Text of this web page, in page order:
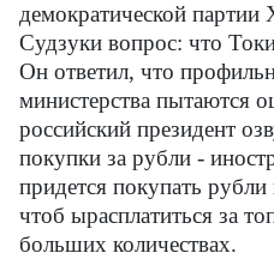
демократической партии
Судзуки вопрос: что
Он ответил, что
министерства пытаются
российский президент
покупки за рубли -
придется покупать
чтоб ырасплатиться за
больших количествах.